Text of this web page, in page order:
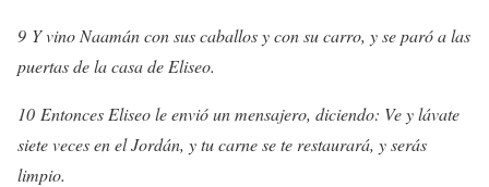
9 Y vino Naamán con sus caballos y con su carro, y se paró a las
puertas de la casa de Eliseo.
10 Entonces Eliseo le envió un mensajero, diciendo: Ve y lávate
siete veces en el Jordán, y tu carne se te restaurará, y serás
limpio.